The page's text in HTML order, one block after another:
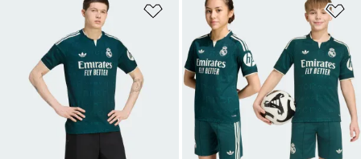
Dodaj do listy życzeń